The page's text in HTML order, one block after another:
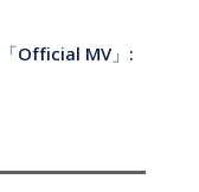
「Official MV」 :